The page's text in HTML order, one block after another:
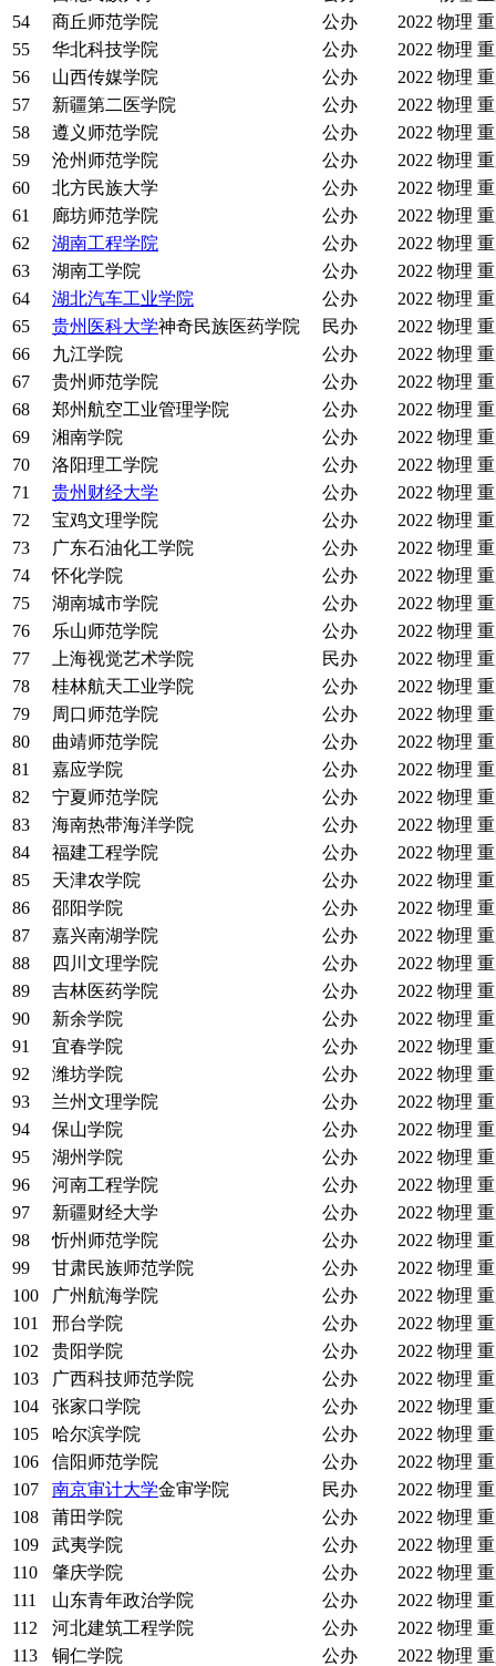
54
商丘师范学院 公办 2022 物理
55
华北科技学院 公办 2022 物理
56
山西传媒学院 公办 2022 物理
57
新疆第二医学院 公办 2022 物理
58
遵义师范学院 公办 2022 物理
59
沧州师范学院 公办 2022 物理
60
北方民族大学 公办 2022 物理
61
廊坊师范学院 公办 2022 物理
62
湖南工程学院 公办 2022 物理
63
湖南工学院 公办 2022 物理
64
湖北汽车工业学院 公办 2022 物理
65
贵州医科大学神奇民族医药学院 民办 2022 物理
66
九江学院 公办 2022 物理
67
贵州师范学院 公办 2022 物理
68
郑州航空工业管理学院 公办 2022 物理
69
湘南学院 公办 2022 物理
70
洛阳理工学院 公办 2022 物理
71
贵州财经大学 公办 2022 物理
72
宝鸡文理学院 公办 2022 物理
73
广东石油化工学院 公办 2022 物理
74
怀化学院 公办 2022 物理
75
湖南城市学院 公办 2022 物理
76
乐山师范学院 公办 2022 物理
77
上海视觉艺术学院 民办 2022 物理
78
桂林航天工业学院 公办 2022 物理
79
周口师范学院 公办 2022 物理
80
曲靖师范学院 公办 2022 物理
81
嘉应学院 公办 2022 物理
82
宁夏师范学院 公办 2022 物理
83
海南热带海洋学院 公办 2022 物理
84
福建工程学院 公办 2022 物理
85
天津农学院 公办 2022 物理
86
邵阳学院 公办 2022 物理
87
嘉兴南湖学院 公办 2022 物理
88
四川文理学院 公办 2022 物理
89
吉林医药学院 公办 2022 物理
90
新余学院 公办 2022 物理
91
宜春学院 公办 2022 物理
92
潍坊学院 公办 2022 物理
93
兰州文理学院 公办 2022 物理
94
保山学院 公办 2022 物理
95
湖州学院 公办 2022 物理
96
河南工程学院 公办 2022 物理
97
新疆财经大学 公办 2022 物理
98
忻州师范学院 公办 2022 物理
99
甘肃民族师范学院 公办 2022 物理
100
广州航海学院 公办 2022 物理
101
邢台学院 公办 2022 物理
102
贵阳学院 公办 2022 物理
103
广西科技师范学院 公办 2022 物理
104
张家口学院 公办 2022 物理
105
哈尔滨学院 公办 2022 物理
106
信阳师范学院 公办 2022 物理
107
南京审计大学金审学院 民办 2022 物理
108
莆田学院 公办 2022 物理
109
武夷学院 公办 2022 物理
110
肇庆学院 公办 2022 物理
111
山东青年政治学院 公办 2022 物理
112
河北建筑工程学院 公办 2022 物理
113
铜仁学院 公办 2022 物理